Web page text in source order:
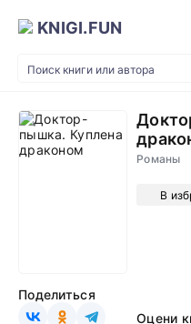
KNIGI.FUN
Романы
В
Оцени
Поделиться